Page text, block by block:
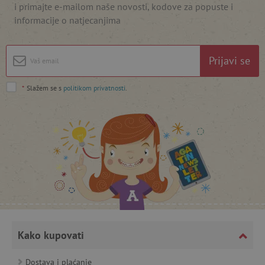
i primajte e-mailom naše novosti, kodove za popuste i
informacije o natjecanjima
Prijavi se
* Slažem se s politikom privatnosti
Kako kupovati
Dostava i plaćanje
www.agatinsvijet.hr
Googleovu politiku privatnosti